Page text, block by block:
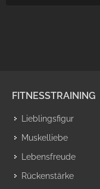
FITNESSTRAINING
Lieblingsfigur
Muskelliebe
Lebensfreude
Rückenstärke